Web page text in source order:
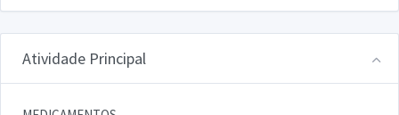
Atividade Principal